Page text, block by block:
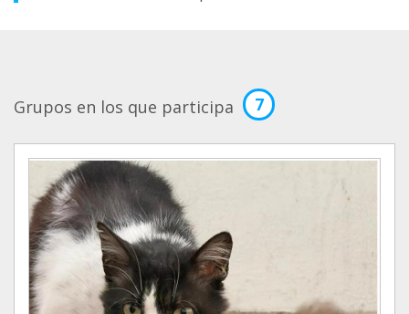
Grupos en los que participa 7